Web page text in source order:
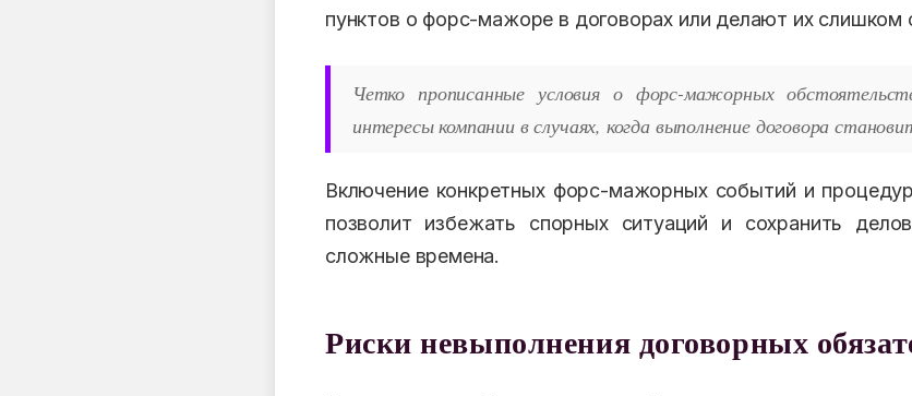
пунктов о форс-мажоре в договорах или делают их слишком
Четко прописанные условия о форс-мажорных
интересы компании в случаях, когда выполнение договора
Включение конкретных форс-мажорных событий и
позволит избежать спорных ситуаций и сохранить
сложные времена.
Риски невыполнения договорных